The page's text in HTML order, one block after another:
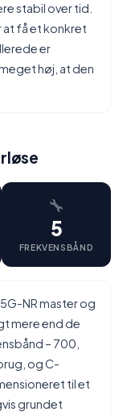
stabil over tid.
få et konkret
er
høj, at den
5
FREKVENSBÅND
NR master og
mere end de
– 700,
og C-
til et
grundet